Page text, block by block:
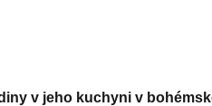
v jeho kuchyni v